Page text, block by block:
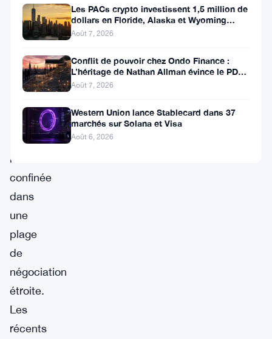
entre
2,20
2,70
cryptomonnaie
reste
confinée
dans
une
plage
de
négociation
étroite.
Les
récents
Les PACs crypto investissent 1,5 million de
dollars en Floride, Alaska et Wyoming
après un revers au Michigan
Août 7, 2026
Conflit de pouvoir chez Ondo Finance :
L’héritage de Nathan Allman évince le PDG
Ian De Bode le 24 juillet
Août 7, 2026
Western Union lance Stablecard dans 37
marchés sur Solana et Visa
Août 6, 2026